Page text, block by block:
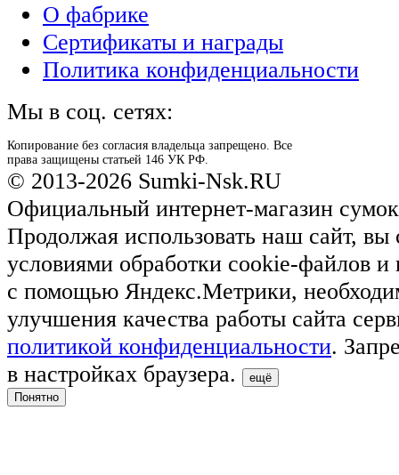
О фабрике
Сертификаты и награды
Политика конфиденциальности
Мы в соц. сетях:
Копирование без согласия владельца запрещено. Все
права защищены статьей 146 УК РФ.
© 2013-2026 Sumki-Nsk.RU
Официальный интернет-магазин
Продолжая использовать наш сайт, вы
условиями обработки cookie-файлов и
с помощью Яндекс.Метрики,
улучшения качества работы сайта
политикой конфиденциальности.
в настройках браузера.
ещё
Понятно